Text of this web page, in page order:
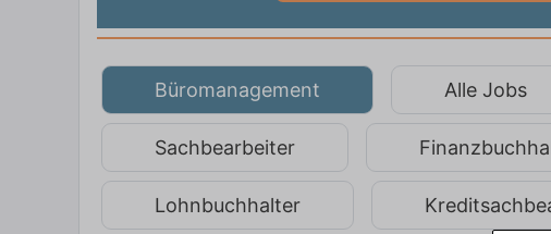
Büromanagement Alle Jobs
Sachbearbeiter
Lohnbuchhalter